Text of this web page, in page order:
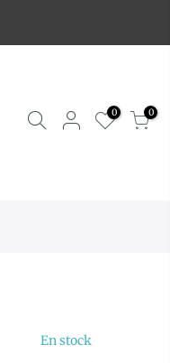
0 0
En stock